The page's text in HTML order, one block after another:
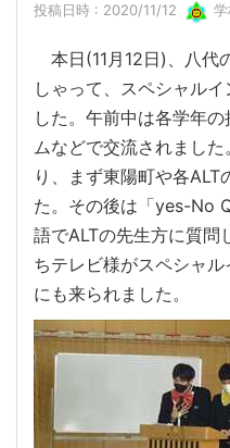
投稿日時 : 2020/11/12
本日(11月12日)、八代
しゃって、スペシャル
した。午前中は各学年
ムなどで交流されまし
り、まず東陽町や各ALT
た。その後は「yes-No
語でALTの先生方に質問
ちテレビ様がスペシャ
にも来られました。